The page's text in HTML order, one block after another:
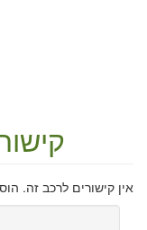
אין קישורים לרכב זה.